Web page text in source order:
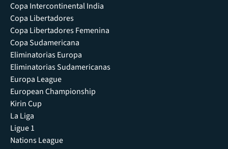
Copa Intercontinental India
Copa Libertadores
Copa Libertadores Femenina
Copa Sudamericana
Eliminatorias Europa
Eliminatorias Sudamericanas
Europa League
European Championship
Kirin Cup
La Liga
Ligue 1
Nations League